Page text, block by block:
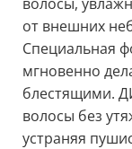
от внешних
Специальная
мгновенно
блестящими.
волосы без
устраняя